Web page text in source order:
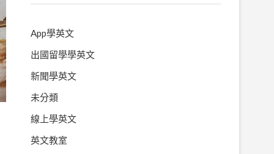
App學英文
出國留學學英文
新聞學英文
未分類
線上學英文
英文教室